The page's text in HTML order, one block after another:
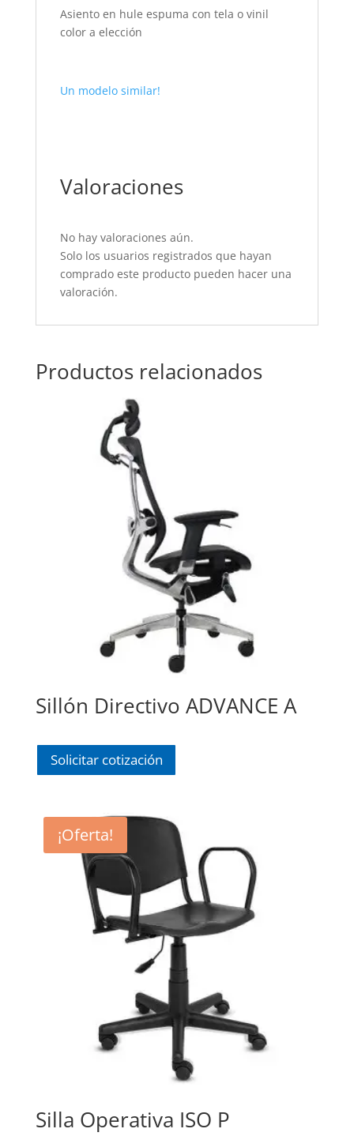
Asiento en hule espuma con tela o vinil
color a elección
Un modelo similar!
Valoraciones
No hay valoraciones aún.
Solo los usuarios registrados que hayan
comprado este producto pueden hacer una
valoración.
Productos relacionados
Sillón Directivo ADVANCE A
Solicitar cotización
¡Oferta!
Silla Operativa ISO P